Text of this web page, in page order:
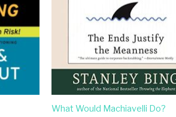
What Would Machiavelli Do?